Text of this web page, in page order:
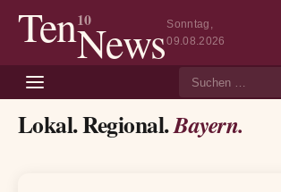
Ten10
NewsSonntag,
09.08.2026
Lokal. Regional.Bayern.